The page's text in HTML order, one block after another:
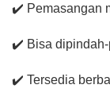
✔️ Pemasangan
✔️ Bisa dipindah-
✔️ Tersedia